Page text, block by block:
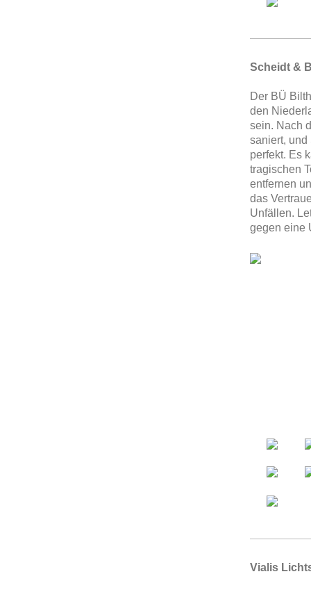
Scheidt &
Der BÜ
den
sein. Nach
saniert, und
perfekt. Es
tragischen
entfernen
das
Unfällen.
gegen eine
Vialis